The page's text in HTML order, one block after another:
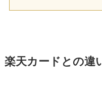
楽天カードとの違